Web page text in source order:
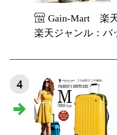
Gain-Mart 楽
楽天ジャンル：バ
4